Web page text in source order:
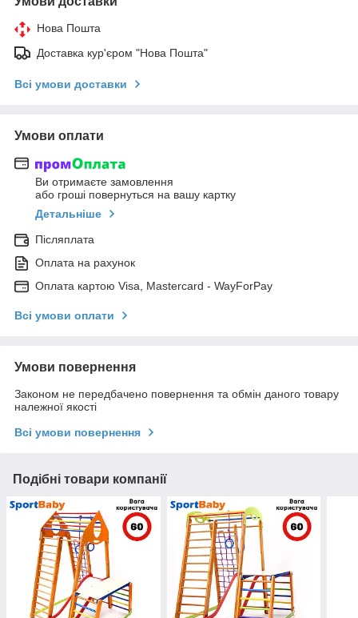
Нова Пошта
Доставка кур'єром "Нова Пошта"
Всі умови доставки
Умови оплати
Ви отримаєте замовлення
або гроші повернуться на вашу картку
Детальніше
Післяплата
Оплата на рахунок
Оплата картою Visa, Mastercard - WayForPay
Всі умови оплати
Умови повернення
Законом не передбачено повернення та обмін даного товару
належної якості
Всі умови повернення
Подібні товари компанії